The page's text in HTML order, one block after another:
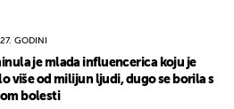
GODINI
je mlada influencerica koju je
više od milijun ljudi, dugo se borila s
bolesti